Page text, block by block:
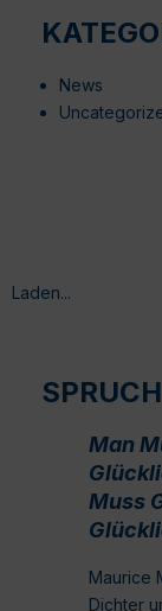
News
Laden...
Man
Muss
Maurice
Dichter